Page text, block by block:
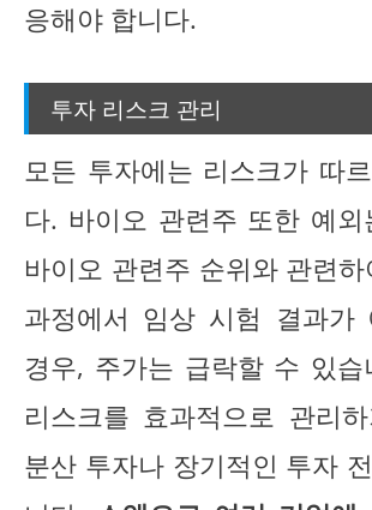
응해야 합니다.
투자 리스크 관리
모든 투자에는 리스크가 따
다. 바이오 관련주 또한 예외
바이오 관련주 순위와 관련
과정에서 임상 시험 결과가
경우, 주가는 급락할 수 있
리스크를 효과적으로 관리
분산 투자나 장기적인 투자